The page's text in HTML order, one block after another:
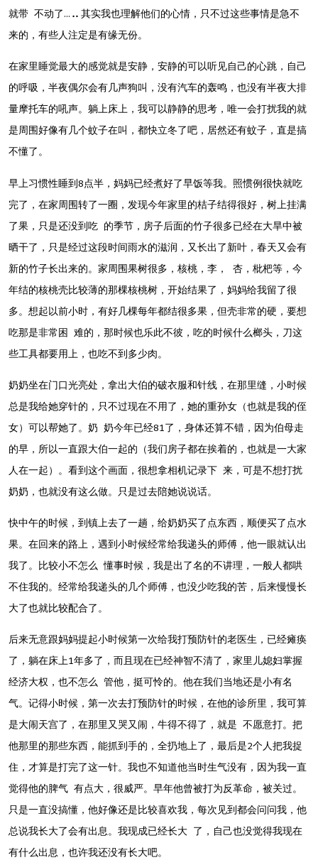
就带 不动了…..其实我也理解他们的心情，只不过这些事情是急不
来的，有些人注定是有缘无份。
在家里睡觉最大的感觉就是安静，安静的可以听见自己的心跳，自己
的呼吸，半夜偶尔会有几声狗叫，没有汽车的轰鸣，也没有半夜大排
量摩托车的吼声。躺上床上，我可以静静的思考，唯一会打扰我的就
是周围好像有几个蚊子在叫，都快立冬了吧，居然还有蚊子，直是搞
不懂了。
早上习惯性睡到8点半，妈妈已经煮好了早饭等我。照惯例很快就吃
完了，在家周围转了一圈，发现今年家里的桔子结得很好，树上挂满
了果，只是还没到吃 的季节，房子后面的竹子很多已经在大旱中被
晒干了，只是经过这段时间雨水的滋润，又长出了新叶，春天又会有
新的竹子长出来的。家周围果树很多，核桃，李， 杏，枇杷等，今
年结的核桃壳比较薄的那棵核桃树，开始结果了，妈妈给我留了很
多。想起以前小时，有好几棵每年都结很多果，但壳非常的硬，要想
吃那是非常困 难的，那时候也乐此不彼，吃的时候什么榔头，刀这
些工具都要用上，也吃不到多少肉。
奶奶坐在门口光亮处，拿出大伯的破衣服和针线，在那里缝，小时候
总是我给她穿针的，只不过现在不用了，她的重孙女（也就是我的侄
女）可以帮她了。奶 奶今年已经81了，身体还算不错，因为伯母走
的早，所以一直跟大伯一起的（我们房子都在挨着的，也就是一大家
人在一起）。看到这个画面，很想拿相机记录下 来，可是不想打扰
奶奶，也就没有这么做。只是过去陪她说说话。
快中午的时候，到镇上去了一趟，给奶奶买了点东西，顺便买了点水
果。在回来的路上，遇到小时候经常给我递头的师傅，他一眼就认出
我了。比较小不怎么 懂事时候，我是出了名的不讲理，一般人都哄
不住我的。经常给我递头的几个师傅，也没少吃我的苦，后来慢慢长
大了也就比较配合了。
后来无意跟妈妈提起小时候第一次给我打预防针的老医生，已经瘫痪
了，躺在床上1年多了，而且现在已经神智不清了，家里儿媳妇掌握
经济大权，也不怎么 管他，挺可怜的。他在我们当地还是小有名
气。记得小时候，第一次去打预防针的时候，在他的诊所里，我可算
是大闹天宫了，在那里又哭又闹，牛得不得了，就是 不愿意打。把
他那里的那些东西，能抓到手的，全扔地上了，最后是2个人把我捉
住，才算是打完了这一针。我也不知道他当时生气没有，因为我一直
觉得他的脾气 有点大，很威严。早年他曾被打为反革命，被关过。
只是一直没搞懂，他好像还是比较喜欢我，每次见到都会问问我，他
总说我长大了会有出息。我现成已经长大 了，自己也没觉得我现在
有什么出息，也许我还没有长大吧。